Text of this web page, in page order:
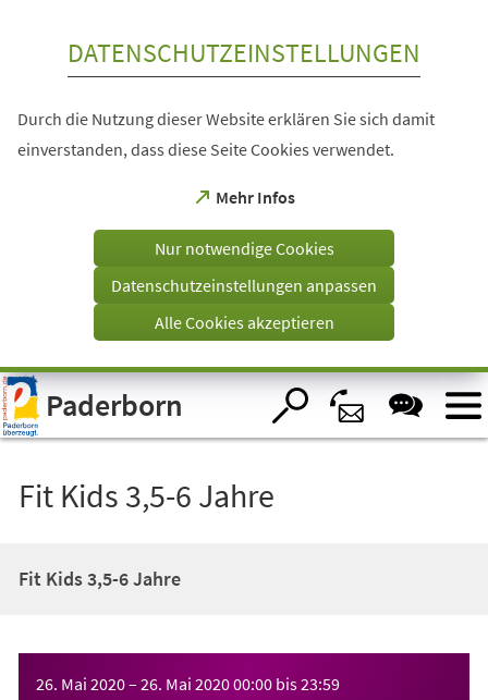
Visuelle
Assistenzsoftware
öffnen.
DATENSCHUTZEINSTELLUNGEN
Durch die Nutzung dieser Website erklären Sie sich damit
einverstanden, dass diese Seite Cookies verwendet.
Mehr Infos
(Öffnet
einem
Tab)
Nur notwendige Cookies
Datenschutzeinstellungen anpassen
Alle Cookies akzeptieren
Paderborn
Fit Kids 3,5-6 Jahre
Fit Kids 3,5-6 Jahre
26. Mai 2020– 26. Mai 202000:00 bis23:59